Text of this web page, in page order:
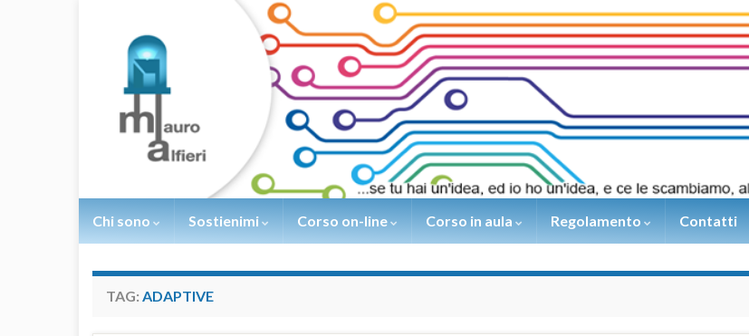
Chi sono Sostienimi Corso on-line Corso in aula Regolamento Contatti
TAG: ADAPTIVE